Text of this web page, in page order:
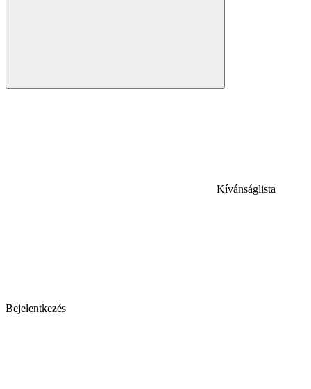
Kívánságlista
Bejelentkezés